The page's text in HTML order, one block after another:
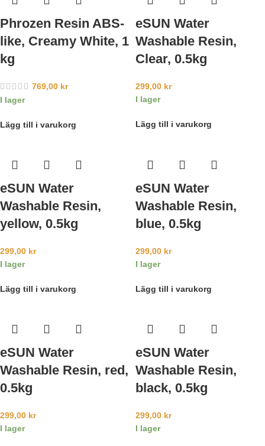
Phrozen Resin ABS-
like, Creamy White, 1
kg
769,00 kr
I lager
Lägg till i varukorg
eSUN Water
Washable Resin,
Clear, 0.5kg
299,00 kr
I lager
Lägg till i varukorg
eSUN Water
Washable Resin,
yellow, 0.5kg
299,00 kr
I lager
Lägg till i varukorg
eSUN Water
Washable Resin,
blue, 0.5kg
299,00 kr
I lager
Lägg till i varukorg
eSUN Water
Washable Resin, red,
0.5kg
299,00 kr
I lager
eSUN Water
Washable Resin,
black, 0.5kg
299,00 kr
I lager